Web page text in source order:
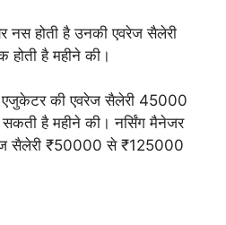
नस होती है उनकी एवरेज सैलेरी
है महीने की।
एजुकेटर की एवरेज सैलेरी 45000
है महीने की। नर्सिंग मैनेजर
सैलेरी ₹50000 से ₹125000